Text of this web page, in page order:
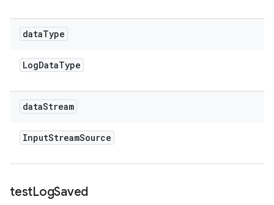
dataType
LogDataType
dataStream
InputStreamSource
testLogSaved